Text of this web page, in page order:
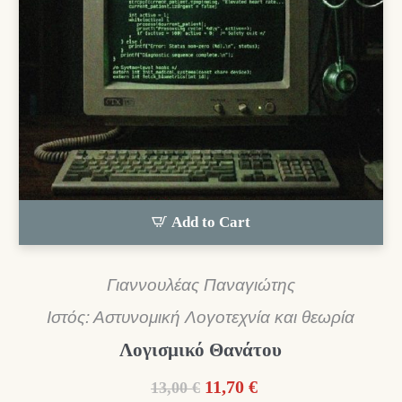
Add to Cart
Γιαννουλέας Παναγιώτης
Ιστός: Αστυνομική Λογοτεχνία και θεωρία
Λογισμικό Θανάτου
13,00 € Original
11,70 €Η